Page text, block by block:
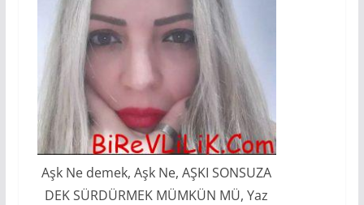
Aşk Ne demek, Aşk Ne, AŞKI SONSUZA
DEK SÜRDÜRMEK MÜMKÜN MÜ, Yaz